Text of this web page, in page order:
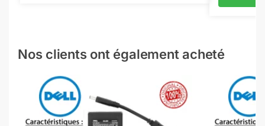
Nos clients ont également acheté